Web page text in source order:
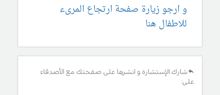
و ارجو زيارة صفحة ارتجاع المرىء
للاطفال هنا
شارك الإستشارة و انشرها على صفحتك مع الأصدقاء
على: